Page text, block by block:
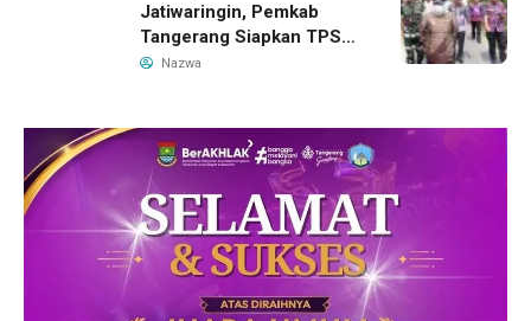
Jatiwaringin, Pemkab
Tangerang Siapkan TPS3R
Baru di Tigaraksa
Nazwa